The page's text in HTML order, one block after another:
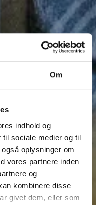
Om
indhold og
til sociale medier og til
oplysninger om
vores partnere inden
og
kombinere disse
givet dem, eller som